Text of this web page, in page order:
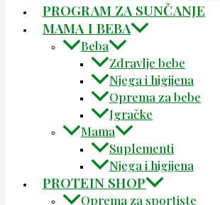
PROGRAM ZA SUNČANJE
MAMA I BEBA
Beba
Zdravlje bebe
Njega i higijena
Oprema za bebe
Igračke
Mama
Suplementi
Njega i higijena
PROTEIN SHOP
Oprema za sportiste